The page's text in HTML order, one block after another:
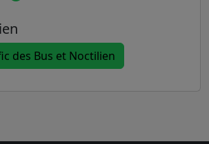
des Bus et Noctilien